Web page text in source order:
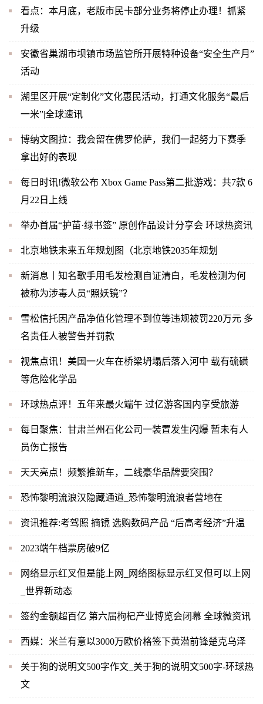
看点：本月底，老版市民卡部分业务将停止办理！抓紧
升级
安徽省巢湖市坝镇市场监管所开展特种设备“安全生产月”
活动
湖里区开展“定制化”文化惠民活动，打通文化服务“最后
一米”|全球速讯
博纳文图拉：我会留在佛罗伦萨，我们一起努力下赛季
拿出好的表现
每日时讯!微软公布 Xbox Game Pass第二批游戏：共7款 6
月22日上线
举办首届“护苗·绿书签” 原创作品设计分享会 环球热资讯
北京地铁未来五年规划图（北京地铁2035年规划
新消息丨知名歌手用毛发检测自证清白，毛发检测为何
被称为涉毒人员“照妖镜”？
雪松信托因产品净值化管理不到位等违规被罚220万元 多
名责任人被警告并罚款
视焦点讯！美国一火车在桥梁坍塌后落入河中 载有硫磺
等危险化学品
环球热点评！五年来最火端午 过亿游客国内享受旅游
每日聚焦：甘肃兰州石化公司一装置发生闪爆 暂未有人
员伤亡报告
天天亮点！频繁推新车，二线豪华品牌要突围？
恐怖黎明流浪汉隐藏通道_恐怖黎明流浪者营地在
资讯推荐:考驾照 摘镜 选购数码产品 “后高考经济”升温
2023端午档票房破9亿
网络显示红叉但是能上网_网络图标显示红叉但可以上网
_世界新动态
签约金额超百亿 第六届枸杞产业博览会闭幕 全球微资讯
西媒：米兰有意以3000万欧价格签下黄潜前锋楚克乌泽
关于狗的说明文500字作文_关于狗的说明文500字-环球热
文